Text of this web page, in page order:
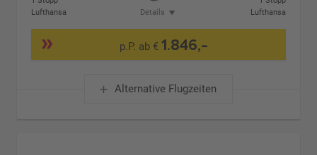
Lufthansa
Details
Lufthansa
p.P. ab € 1.846,-
Alternative Flugzeiten